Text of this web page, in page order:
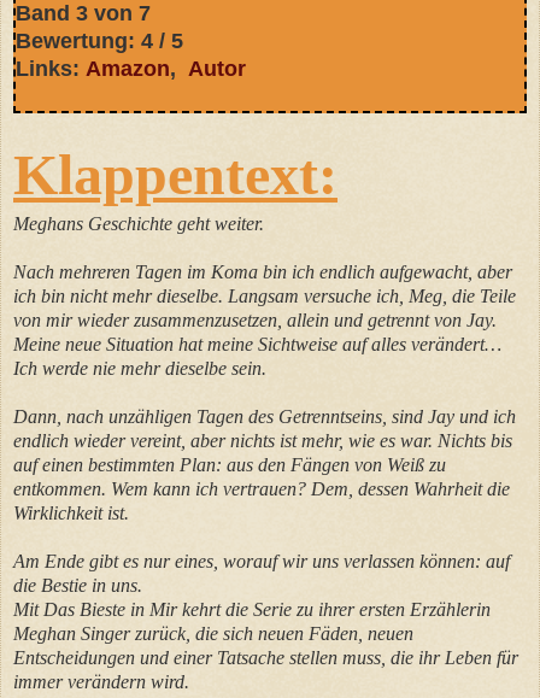
Band 3 von 7
Bewertung: 4 / 5
Links: Amazon, Autor
Klappentext:
Meghans Geschichte geht weiter.
Nach mehreren Tagen im Koma bin ich endlich aufgewacht, aber
ich bin nicht mehr dieselbe. Langsam versuche ich, Meg, die Teile
von mir wieder zusammenzusetzen, allein und getrennt von Jay.
Meine neue Situation hat meine Sichtweise auf alles verändert…
Ich werde nie mehr dieselbe sein.
Dann, nach unzähligen Tagen des Getrenntseins, sind Jay und ich
endlich wieder vereint, aber nichts ist mehr, wie es war. Nichts bis
auf einen bestimmten Plan: aus den Fängen von Weiß zu
entkommen. Wem kann ich vertrauen? Dem, dessen Wahrheit die
Wirklichkeit ist.
Am Ende gibt es nur eines, worauf wir uns verlassen können: auf
die Bestie in uns.
Mit Das Bieste in Mir kehrt die Serie zu ihrer ersten Erzählerin
Meghan Singer zurück, die sich neuen Fäden, neuen
Entscheidungen und einer Tatsache stellen muss, die ihr Leben für
immer verändern wird.